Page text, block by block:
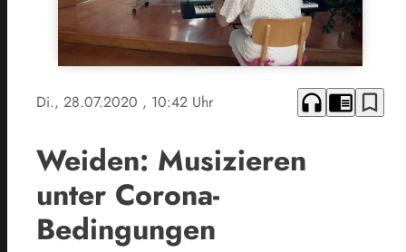
Di., 28.07.2020 , 10:42 Uhr headphones chrome_reader_mode bookmark_border
Weiden: Musizieren
unter Corona-
Bedingungen